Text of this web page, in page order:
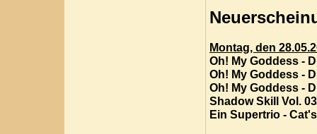
Montag, den
Oh! My Goddess -
Oh! My Goddess -
Oh! My Goddess -
Shadow Skill Vol. 03
Ein Supertrio -